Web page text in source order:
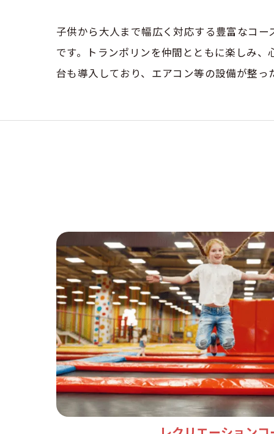
子供から大人まで幅広く対応する豊富なコ
です。トランポリンを仲間とともに楽しみ
台も導入しており、エアコン等の設備が整